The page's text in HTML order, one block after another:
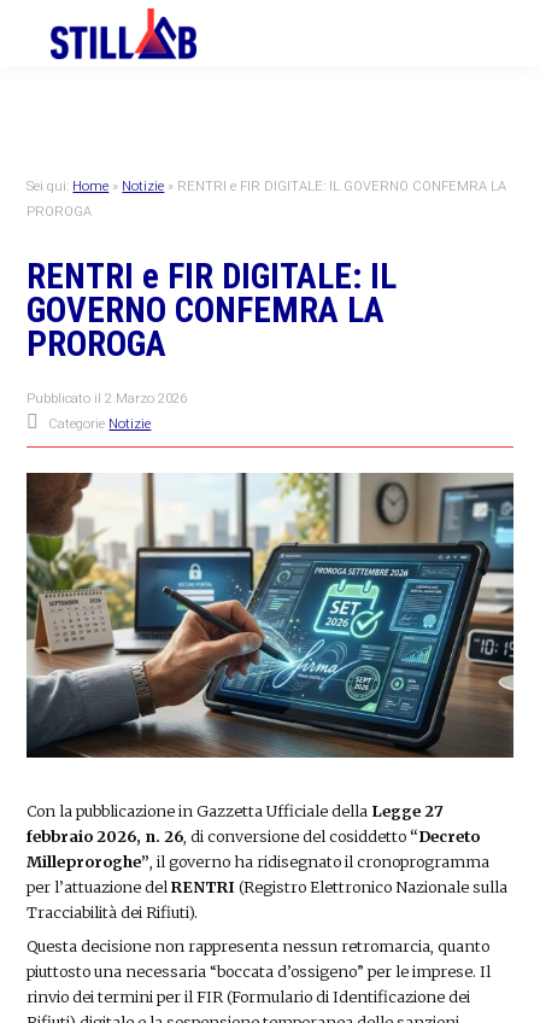
primary
primary
Sei qui: Home » Notizie » RENTRI e FIR DIGITALE: IL GOVERNO CONFEMRA LA
PROROGA
RENTRI e FIR DIGITALE: IL
GOVERNO CONFEMRA LA
PROROGA
Pubblicato il2 Marzo 2026
Categorie Notizie
Con la pubblicazione in Gazzetta Ufficiale della Legge 27
febbraio 2026, n. 26, di conversione del cosiddetto“Decreto
Milleproroghe”, il governo ha ridisegnato il cronoprogramma
per l’attuazione delRENTRI (Registro Elettronico Nazionale sulla
Tracciabilità dei Rifiuti).
Questa decisione non rappresenta nessun retromarcia, quanto
piuttosto una necessaria “boccata d’ossigeno” per le imprese. Il
rinvio dei termini per il FIR (Formulario di Identificazione dei